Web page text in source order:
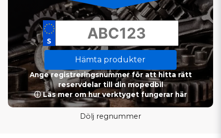
Hämta produkter
Ange registreringsnummer för att hitta rätt
reservdelar till din mopedbil
ⓘ Läs mer om hur verktyget fungerar här
Dölj regnummer